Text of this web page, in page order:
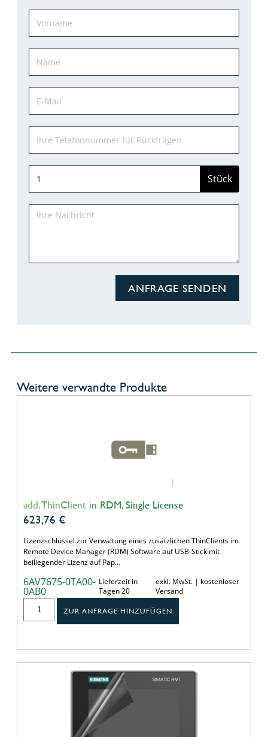
Stück
ANFRAGE SENDEN
Weitere verwandte Produkte
add. ThinClient in RDM, Single License
623,76 €
Lizenzschlüssel zur Verwaltung eines zusätzlichen ThinClients im
Remote Device Manager (RDM) Software auf USB-Stick mit
beiliegender Lizenz auf Pap…
6AV7675-0TA00-
0AB0
Lieferzeit in
Tagen 20
exkl. MwSt. | kostenloser
Versand
ZUR ANFRAGE HINZUFÜGEN